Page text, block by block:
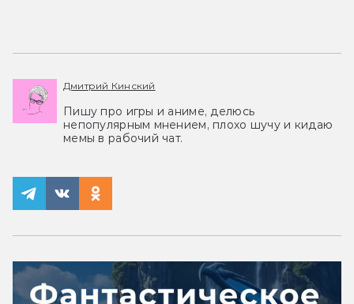
Дмитрий Кинский
Пишу про игры и аниме, делюсь
непопулярным мнением, плохо шучу и кидаю
мемы в рабочий чат.